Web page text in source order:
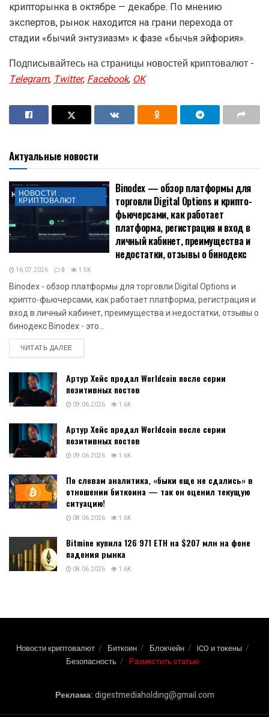
крипторынка в октябре — декабре. По мнению
экспертов, рынок находится на грани перехода от
стадии «бычий энтузиазм» к фазе «бычья эйфория».
Подписывайтесь на страницы новостей криптовалют -
Telegram,Twitter,Facebook,OK
Актуальные новости
НОВОСТИ
КРИПТОВАЛЮТ
Binodex — обзор платформы для
торговли Digital Options и крипто-
фьючерсами, как работает
платформа, регистрация и вход в
личный кабинет, преимущества и
недостатки, отзывы о бинодекс
16.07.2026 0 1.5K
Binodex - обзор платформы для торговли Digital Options и
крипто-фьючерсами, как работает платформа, регистрация и
вход в личный кабинет, преимущества и недостатки, отзывы о
бинодекс Binodex - это...
ЧИТАТЬ ДАЛЕЕDETAILS
Артур Хейс продал Worldcoin после серии
позитивных постов
09.06.2026 1.6K
Артур Хейс продал Worldcoin после серии
позитивных постов
09.06.2026 1.6K
По словам аналитика, «быки еще не сдались» в
отношении биткоина — так он оценил текущую
ситуацию!
08.06.2026 1.6K
Bitmine купила 126 971 ETH на $207 млн на фоне
падения рынка
08.06.2026 1.6K
Новости криптовалют Биткоин Блокчейн
ICO и токены
Безопасность
Разместить статью
Реклама:digestmediaholding@gmail.com